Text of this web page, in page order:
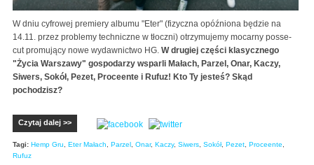
W dniu cyfrowej premiery albumu "Eter" (fizyczna opóźniona będzie na
14.11. przez problemy techniczne w tłoczni) otrzymujemy mocarny posse-
cut promujący nowe wydawnictwo HG. W drugiej części klasycznego
"Życia Warszawy" gospodarzy wsparli Małach, Parzel, Onar, Kaczy,
Siwers, Sokół, Pezet, Proceente i Rufuz! Kto Ty jesteś? Skąd
pochodzisz?
Czytaj dalej >>
Tagi: Hemp Gru Eter Małach Parzel Onar, Kaczy, Siwers Sokół, Pezet Proceente
Rufuz